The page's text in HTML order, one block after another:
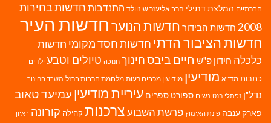
חברתיים המלצת דתילי הרב אליעזר שינוולד התנדבות חדשות בחירות
2008 חדשות הבידור חדשות הנוערחדשות העיר
חדשות הציבור הדתי חדשות חסד מקומי חדשות
כלכלה חידון פ"ש חיים ביבסחינוך חנוכה טיולים וטבע ילדים
כתבות מד"א מודיעין מודיעין מכבים רעות מלחמת חרבות ברזל משרד החינוך
נדל"ן נפתלי בנט נשים ספורט ספרים עיריית מודיעין עמיעד טאוב
פארק ענבה פינת האימוץ פרשת השבועצרכנות קהילה קורונה ראיון